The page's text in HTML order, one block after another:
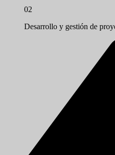
02
Desarrollo y gestión de